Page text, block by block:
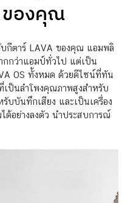
ของคุณ
กีตาร์ LAVA ของคุณ แอมพลิ
กกว่าแอมป์ทั่วไป แต่เป็น
OS ทั้งหมด ด้วยดีไซน์ที่ทัน
เป็นลำโพงคุณภาพสูงสำหรับ
บบันทึกเสียง และเป็นเครื่อง
ด้อย่างลงตัว นำประสบการณ์